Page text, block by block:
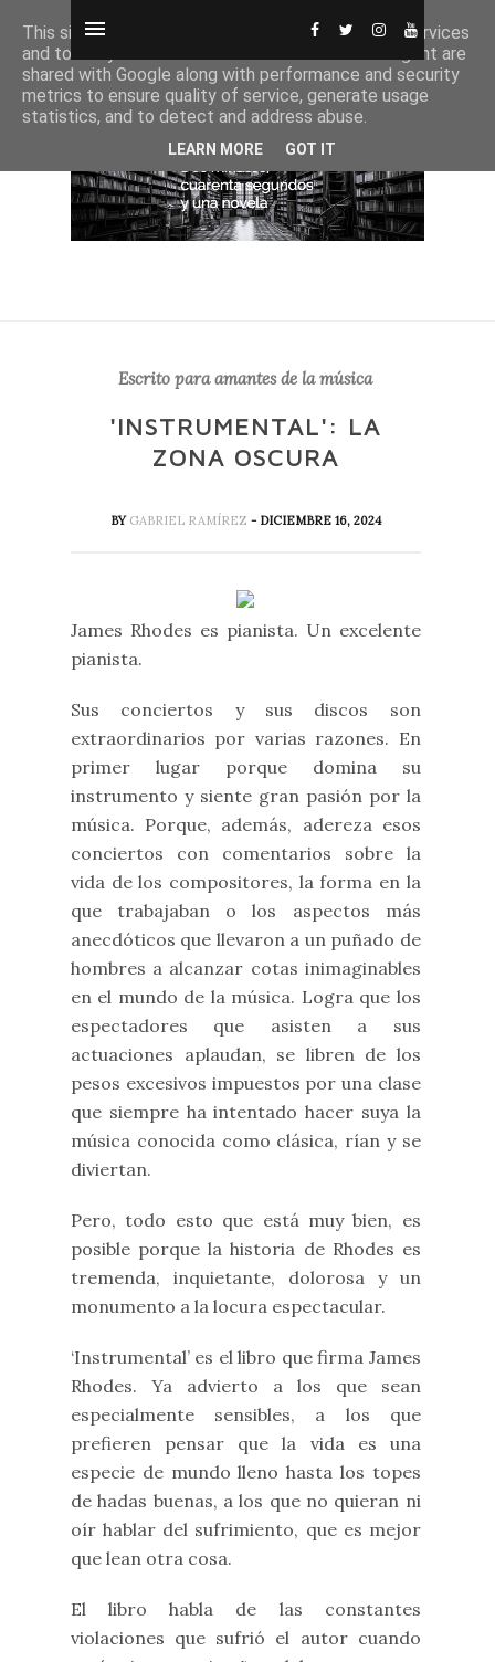
Escrito para amantes de la música
'INSTRUMENTAL': LA
ZONA OSCURA
BY GABRIEL RAMÍREZ - DICIEMBRE 16, 2024
James Rhodes es pianista. Un excelente
pianista.
Sus conciertos y sus discos son
extraordinarios por varias razones. En
primer lugar porque domina su
instrumento y siente gran pasión por la
música. Porque, además, adereza esos
conciertos con comentarios sobre la
vida de los compositores, la forma en la
que trabajaban o los aspectos más
anecdóticos que llevaron a un puñado de
hombres a alcanzar cotas inimaginables
en el mundo de la música. Logra que los
espectadores que asisten a sus
actuaciones aplaudan, se libren de los
pesos excesivos impuestos por una clase
que siempre ha intentado hacer suya la
música conocida como clásica, rían y se
diviertan.
Pero, todo esto que está muy bien, es
posible porque la historia de Rhodes es
tremenda, inquietante, dolorosa y un
monumento a la locura espectacular.
‘Instrumental’ es el libro que firma James
Rhodes. Ya advierto a los que sean
especialmente sensibles, a los que
prefieren pensar que la vida es una
especie de mundo lleno hasta los topes
de hadas buenas, a los que no quieran ni
oír hablar del sufrimiento, que es mejor
que lean otra cosa.
El libro habla de las constantes
violaciones que sufrió el autor cuando
This site uses cookies from Google to deliver its services
and to analyze traffic. Your IP address and user-agent are
shared with Google along with performance and security
metrics to ensure quality of service, generate usage
statistics, and to detect and address abuse.
LEARN MORE GOT IT